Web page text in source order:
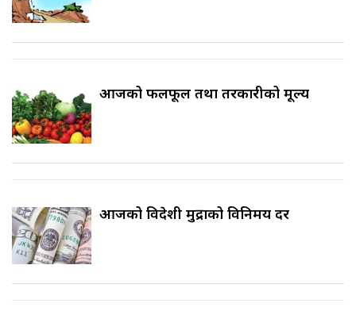
आजको फलफूल तथा तरकारीको मूल्य
आजको विदेशी मुद्राको विनिमय दर